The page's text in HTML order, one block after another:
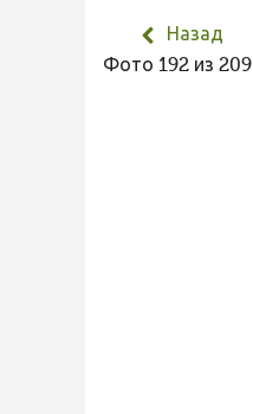
Назад
Фото 192 из 209